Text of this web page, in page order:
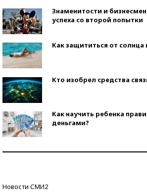
Знаменитости и
успеха со второй попытки
Как защититься от солнца
Кто изобрел средства
Как научить ребенка
деньгами?
Новости СМИ2